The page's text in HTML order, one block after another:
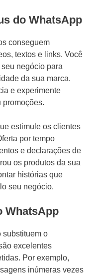
do WhatsApp
conseguem
textos e links. Você
negócio para
da sua marca.
e experimente
promoções.
estimule os clientes
por tempo
e declarações de
os produtos da sua
histórias que
seu negócio.
WhatsApp
substituem o
excelentes
Por exemplo,
inúmeras vezes